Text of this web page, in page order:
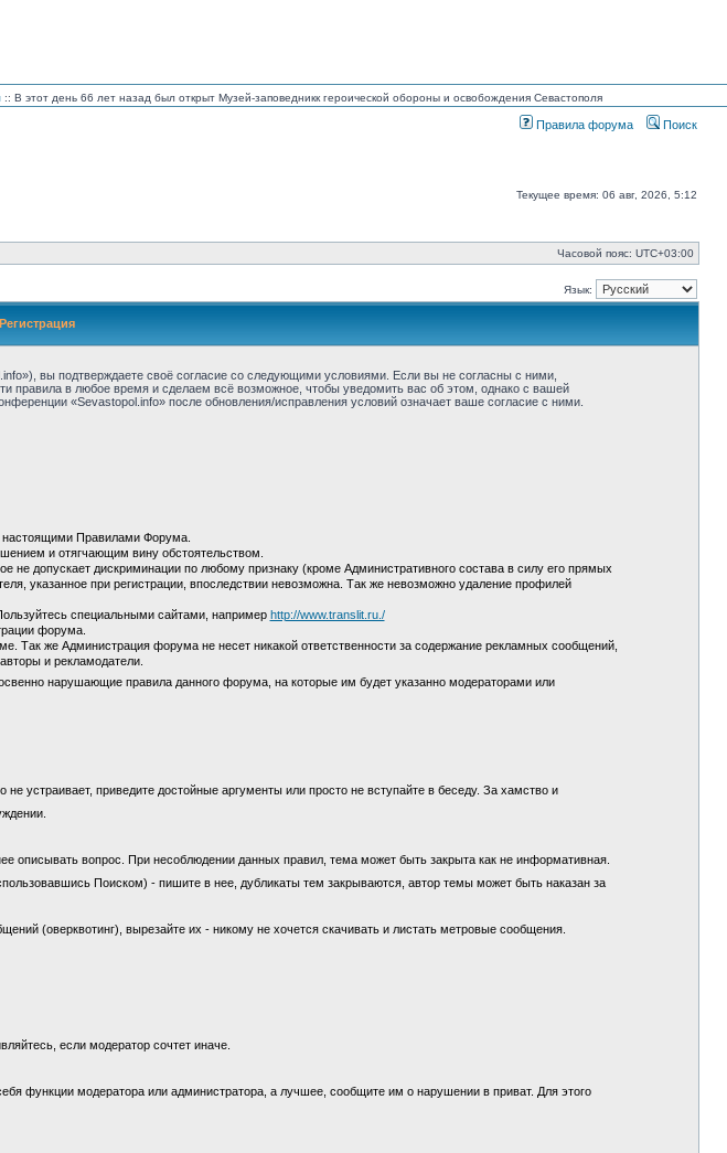
:: В этот день 66 лет назад был открыт Музей-заповедникк героической обороны и освобождения Севастополя
Правила форума Поиск
Текущее время: 06 авг, 2026, 5:12
Часовой пояс: UTC+03:00
Язык:
вы подтверждаете своё согласие со следующими условиями. Если вы не согласны с ними,
правила в любое время и сделаем всё возможное, чтобы уведомить вас об этом, однако с вашей
«Sevastopol.info» после обновления/исправления условий означает ваше согласие с ними.
настоящими Правилами Форума.
и отягчающим вину обстоятельством.
допускает дискриминации по любому признаку (кроме Административного состава в силу его прямых
указанное при регистрации, впоследствии невозможна. Так же невозможно удаление профилей
специальными сайтами, например http://www.translit.ru./
форума.
же Администрация форума не несет никакой ответственности за содержание рекламных сообщений,
и рекламодатели.
нарушающие правила данного форума, на которые им будет указанно модераторами или
устраивает, приведите достойные аргументы или просто не вступайте в беседу. За хамство и
описывать вопрос. При несоблюдении данных правил, тема может быть закрыта как не информативная.
Поиском) - пишите в нее, дубликаты тем закрываются, автор темы может быть наказан за
(оверквотинг), вырезайте их - никому не хочется скачивать и листать метровые сообщения.
если модератор сочтет иначе.
функции модератора или администратора, а лучшее, сообщите им о нарушении в приват. Для этого